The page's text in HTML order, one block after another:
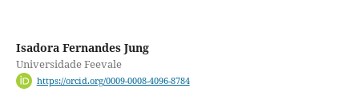
Isadora Fernandes Jung
Universidade Feevale
https://orcid.org/0009-0008-4096-8784